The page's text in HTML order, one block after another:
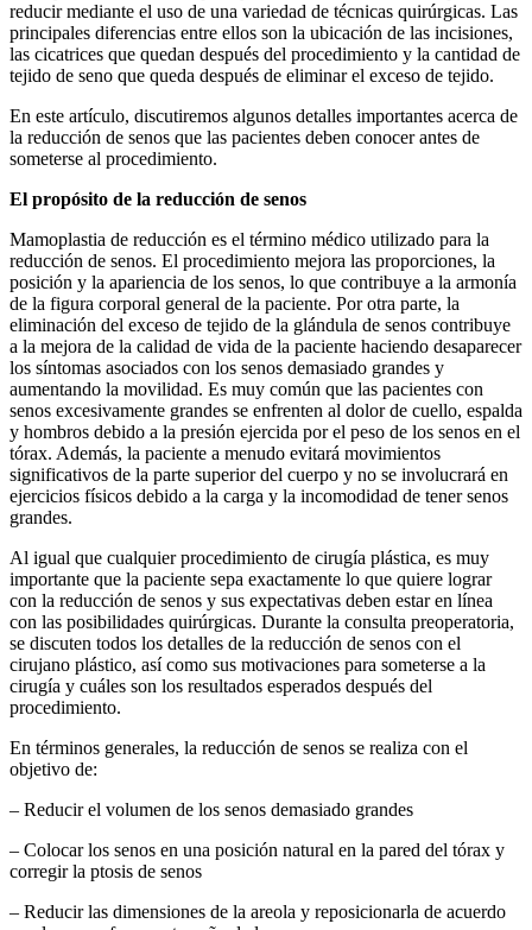
reducir mediante el uso de una variedad de técnicas quirúrgicas. Las
principales diferencias entre ellos son la ubicación de las incisiones,
las cicatrices que quedan después del procedimiento y la cantidad de
tejido de seno que queda después de eliminar el exceso de tejido.
En este artículo, discutiremos algunos detalles importantes acerca de
la reducción de senos que las pacientes deben conocer antes de
someterse al procedimiento.
El propósito de la reducción de senos
Mamoplastia de reducción es el término médico utilizado para la
reducción de senos. El procedimiento mejora las proporciones, la
posición y la apariencia de los senos, lo que contribuye a la armonía
de la figura corporal general de la paciente. Por otra parte, la
eliminación del exceso de tejido de la glándula de senos contribuye
a la mejora de la calidad de vida de la paciente haciendo desaparecer
los síntomas asociados con los senos demasiado grandes y
aumentando la movilidad. Es muy común que las pacientes con
senos excesivamente grandes se enfrenten al dolor de cuello, espalda
y hombros debido a la presión ejercida por el peso de los senos en el
tórax. Además, la paciente a menudo evitará movimientos
significativos de la parte superior del cuerpo y no se involucrará en
ejercicios físicos debido a la carga y la incomodidad de tener senos
grandes.
Al igual que cualquier procedimiento de cirugía plástica, es muy
importante que la paciente sepa exactamente lo que quiere lograr
con la reducción de senos y sus expectativas deben estar en línea
con las posibilidades quirúrgicas. Durante la consulta preoperatoria,
se discuten todos los detalles de la reducción de senos con el
cirujano plástico, así como sus motivaciones para someterse a la
cirugía y cuáles son los resultados esperados después del
procedimiento.
En términos generales, la reducción de senos se realiza con el
objetivo de:
– Reducir el volumen de los senos demasiado grandes
– Colocar los senos en una posición natural en la pared del tórax y
corregir la ptosis de senos
– Reducir las dimensiones de la areola y reposicionarla de acuerdo